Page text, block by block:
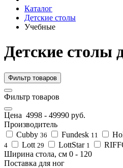
Каталог
Детские столы
Учебные
Детские столы
Фильтр товаров
Фильтр товаров
Цена 4998 - 49990 руб.
Производитель
Cubby 36 Fundesk 11
4 Lott 29 LottStar 1
Ширина стола, см 0 - 120
Поставка для ног